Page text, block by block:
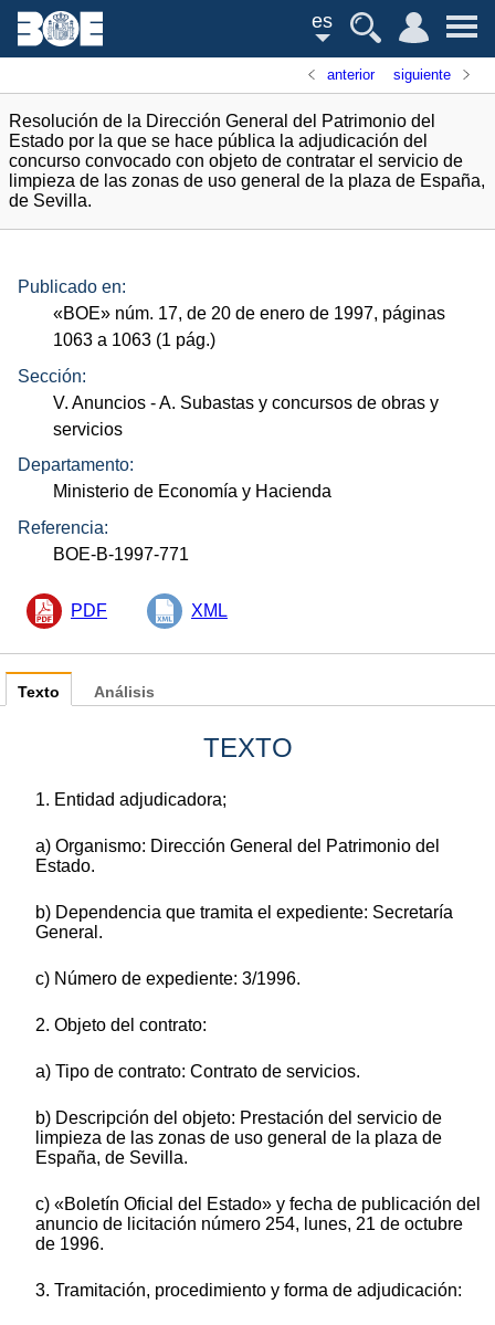
es
anterior siguiente
Resolución de la Dirección General del Patrimonio del
Estado por la que se hace pública la adjudicación del
concurso convocado con objeto de contratar el servicio de
limpieza de las zonas de uso general de la plaza de España,
de Sevilla.
Publicado en:
«BOE» núm. 17, de 20 de enero de 1997, páginas
1063 a 1063 (1 pág.)
Sección:
V. Anuncios - A. Subastas y concursos de obras y
servicios
Departamento:
Ministerio de Economía y Hacienda
Referencia:
BOE-B-1997-771
PDF XML
Texto
TEXTO
1. Entidad adjudicadora;
a) Organismo: Dirección General del Patrimonio del
Estado.
b) Dependencia que tramita el expediente: Secretaría
General.
c) Número de expediente: 3/1996.
2. Objeto del contrato:
a) Tipo de contrato: Contrato de servicios.
b) Descripción del objeto: Prestación del servicio de
limpieza de las zonas de uso general de la plaza de
España, de Sevilla.
c) «Boletín Oficial del Estado» y fecha de publicación del
anuncio de licitación número 254, lunes, 21 de octubre
de 1996.
3. Tramitación, procedimiento y forma de adjudicación:
Análisis